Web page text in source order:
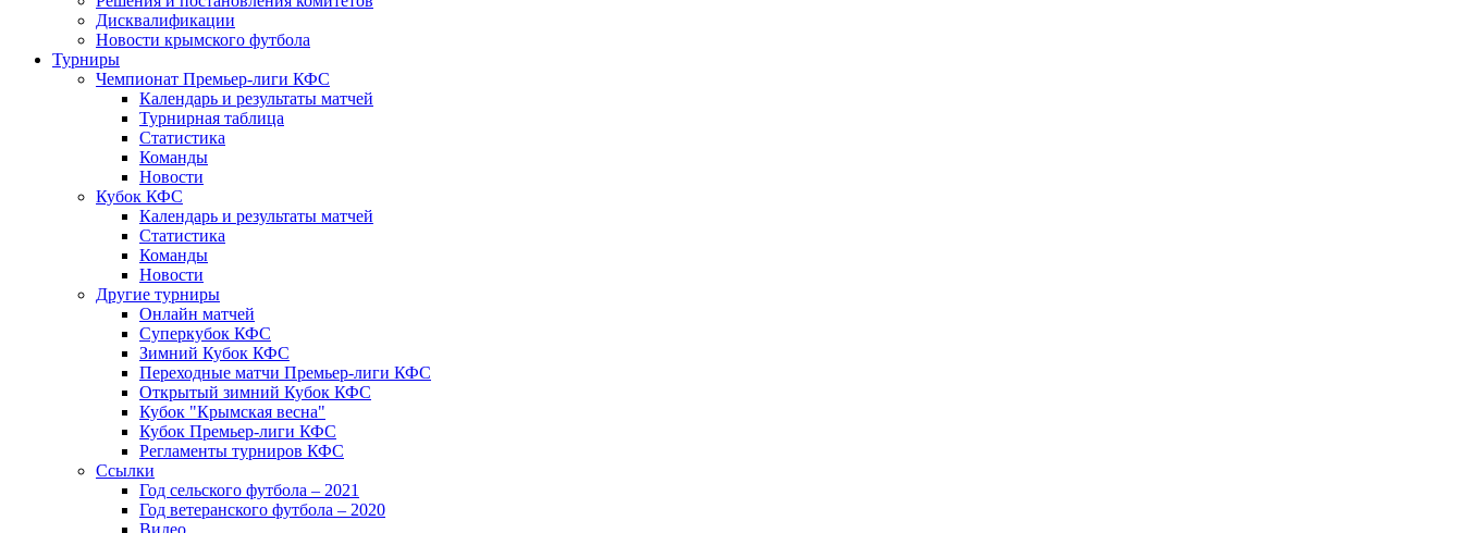
Дисквалификации
Новости крымского футбола
Турниры
Чемпионат Премьер-лиги КФС
Календарь и результаты матчей
Турнирная таблица
Статистика
Команды
Новости
Кубок КФС
Календарь и результаты матчей
Статистика
Команды
Новости
Другие турниры
Онлайн матчей
Суперкубок КФС
Зимний Кубок КФС
Переходные матчи Премьер-лиги КФС
Открытый зимний Кубок КФС
Кубок "Крымская весна"
Кубок Премьер-лиги КФС
Регламенты турниров КФС
Ссылки
Год сельского футбола – 2021
Год ветеранского футбола – 2020
Видео